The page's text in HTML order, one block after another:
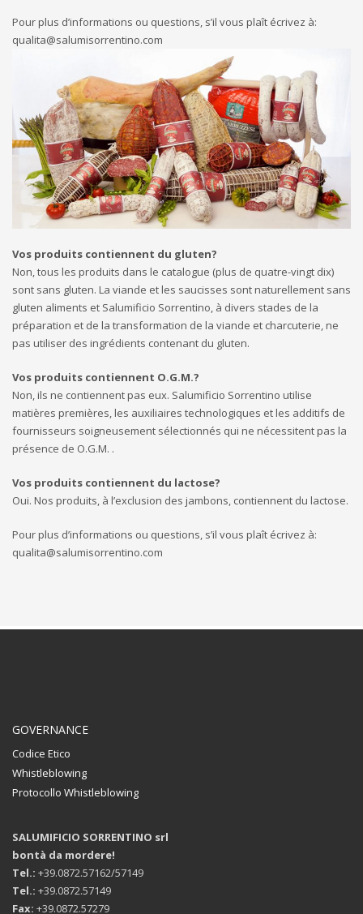
Pour plus d’informations ou questions, s’il vous plaît écrivez à:
qualita@salumisorrentino.com
Vos produits contiennent du gluten?
Non, tous les produits dans le catalogue (plus de quatre-vingt dix)
sont sans gluten. La viande et les saucisses sont naturellement sans
gluten aliments et Salumificio Sorrentino, à divers stades de la
préparation et de la transformation de la viande et charcuterie, ne
pas utiliser des ingrédients contenant du gluten.
Vos produits contiennent O.G.M.?
Non, ils ne contiennent pas eux. Salumificio Sorrentino utilise
matières premières, les auxiliaires technologiques et les additifs de
fournisseurs soigneusement sélectionnés qui ne nécessitent pas la
présence de O.G.M. .
Vos produits contiennent du lactose?
Oui. Nos produits, à l’exclusion des jambons, contiennent du lactose.
Pour plus d’informations ou questions, s’il vous plaît écrivez à:
qualita@salumisorrentino.com
GOVERNANCE
Codice Etico
Whistleblowing
Protocollo Whistleblowing
SALUMIFICIO SORRENTINO srl
bontà da mordere!
Tel.: +39.0872.57162/57149
Tel.: +39.0872.57149
Fax: +39.0872.57279